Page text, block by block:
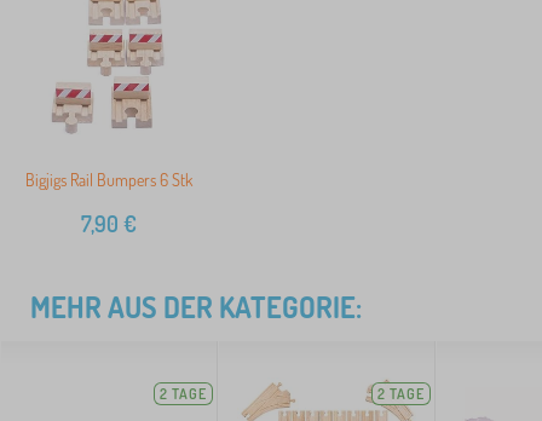
Bigjigs Rail Bumpers 6 Stk
7,90 €
MEHR AUS DER KATEGORIE:
2 TAGE 2 TAGE